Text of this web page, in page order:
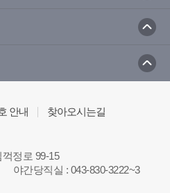
안내
찾아오시는길
정로 99-15
야간당직실 : 043-830-3222~3